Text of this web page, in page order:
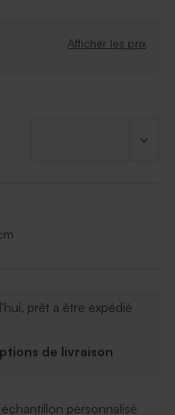
Afficher les prix
prêt à être expédié
de livraison
personnalisé